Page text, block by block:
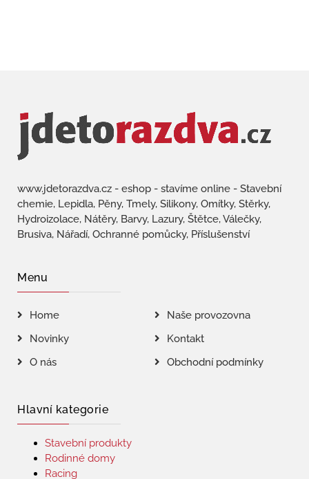
www.jdetorazdva.cz - eshop - stavíme online - Stavební
chemie, Lepidla, Pěny, Tmely, Silikony, Omítky, Stěrky,
Hydroizolace, Nátěry, Barvy, Lazury, Štětce, Válečky,
Brusiva, Nářadí, Ochranné pomůcky, Příslušenství
Menu
Home
Naše provozovna
Novinky
Kontakt
O nás
Obchodní podmínky
Hlavní kategorie
Stavební produkty
Rodinné domy
Racing